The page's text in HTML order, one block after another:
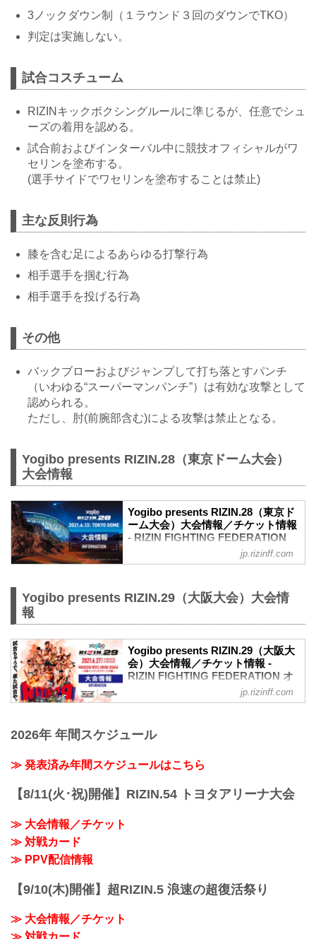
3ノックダウン制（１ラウンド３回のダウンでTKO）
判定は実施しない。
試合コスチューム
RIZINキックボクシングルールに準じるが、任意でシュ
ーズの着用を認める。
試合前およびインターバル中に競技オフィシャルがワ
セリンを塗布する。
(選手サイドでワセリンを塗布することは禁止)
主な反則行為
膝を含む足によるあらゆる打撃行為
相手選手を掴む行為
相手選手を投げる行為
その他
バックブローおよびジャンプして打ち落とすパンチ
（いわゆる“スーパーマンパンチ”）は有効な攻撃として
認められる。
ただし、肘(前腕部含む)による攻撃は禁止となる。
Yogibo presents RIZIN.28（東京ドーム大会）
大会情報
Yogibo presents RIZIN.28（東京ド
ーム大会）大会情報／チケット情報
- RIZIN FIGHTING FEDERATION
のお知らせ
席→A席に変更となりました。
客様には当日差額をご返金致します。恐
れ入りますが入場時にお近くの係員にお
申し出下さいますよう、お願い致しま
す。返金受付までご案内致します。返金
手続きに関しましては、当日会場のみで
しくお願い致します。
【4/23更新】開催日延期に関して
しておりました...
jp.rizinff.com
Yogibo presents RIZIN.29（大阪大会）大会情
報
Yogibo presents RIZIN.29（大阪大
会）大会情報／チケット情報 -
RIZIN FIGHTING FEDERATION オ
阪にて開催を予定しておりましたYogibo
（日）へ延期となりました。（ご購入の
チケットは延期日程にそのままご利用に
なれます。）
開催日延期に伴うチケットの払戻しに関
jp.rizinff.com
2026年 年間スケジュール
≫ 発表済み年間スケジュールはこちら
【8/11(火･祝)開催】RIZIN.54 トヨタアリーナ大会
≫ 大会情報／チケット
≫ 対戦カード
≫ PPV配信情報
【9/10(木)開催】超RIZIN.5 浪速の超復活祭り
≫ 大会情報／チケット